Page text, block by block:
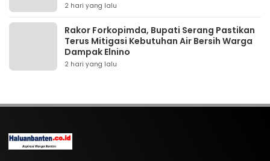
2 hari yang lalu
Rakor Forkopimda, Bupati Serang Pastikan
Terus Mitigasi Kebutuhan Air Bersih Warga
Dampak Elnino
2 hari yang lalu